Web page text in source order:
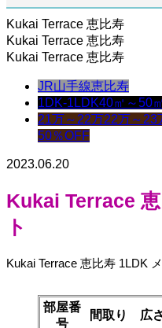
Kukai Terrace 恵比寿
Kukai Terrace 恵比寿
Kukai Terrace 恵比寿
JR山手線恵比寿
1DK-1LDK40㎡～50
21万～22万22万～23
50％OFF
2023.06.20
Kukai Terrace
ト
Kukai Terrace 恵比寿 1LDK
部屋番
号
間取り 広